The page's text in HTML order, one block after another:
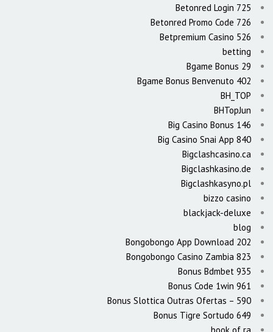
Betonred Login 725
Betonred Promo Code 726
Betpremium Casino 526
betting
Bgame Bonus 29
Bgame Bonus Benvenuto 402
BH_TOP
BHTopJun
Big Casino Bonus 146
Big Casino Snai App 840
Bigclashcasino.ca
Bigclashkasino.de
Bigclashkasyno.pl
bizzo casino
blackjack-deluxe
blog
Bongobongo App Download 202
Bongobongo Casino Zambia 823
Bonus Bdmbet 935
Bonus Code 1win 961
Bonus Slottica Outras Ofertas – 590
Bonus Tigre Sortudo 649